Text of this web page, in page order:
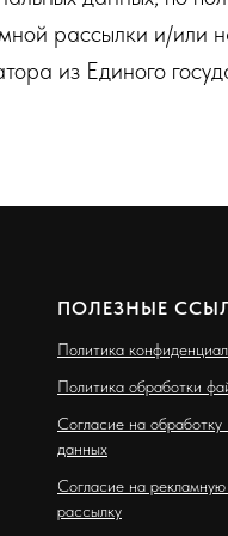
рассылки и/или
из Единого
ПОЛЕЗНЫЕ
Политика
Политика обработки
Согласие на обработку
данных
Согласие на
рассылку